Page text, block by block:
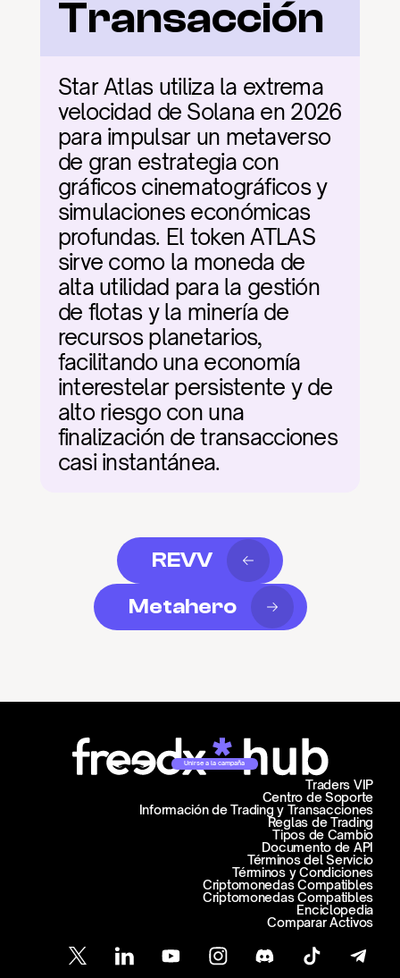
Transacción
Star Atlas utiliza la extrema
velocidad de Solana en 2026
para impulsar un metaverso
de gran estrategia con
gráficos cinematográficos y
simulaciones económicas
profundas. El token ATLAS
sirve como la moneda de
alta utilidad para la gestión
de flotas y la minería de
recursos planetarios,
facilitando una economía
interestelar persistente y de
alto riesgo con una
finalización de transacciones
casi instantánea.
REVV
Metahero
Unirse a la campaña
Centro de Soporte
Información de Trading y Transacciones
Traders VIP
Reglas de Trading
Tipos de Cambio
Documento de API
Términos del Servicio
Términos y Condiciones
Criptomonedas Compatibles
Criptomonedas Compatibles
Enciclopedia
Comparar Activos